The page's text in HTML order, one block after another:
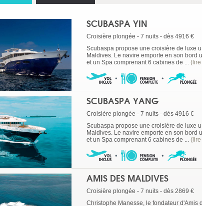
SCUBASPA YIN
Croisière plongée - 7 nuits - dès 4916 €
Scubaspa propose une croisière de luxe
Maldives. Le navire emporte en son bord
et un Spa comprenant 6 cabines de ... (lire
SCUBASPA YANG
Croisière plongée - 7 nuits - dès 4916 €
Scubaspa propose une croisière de luxe
Maldives. Le navire emporte en son bord
et un Spa comprenant 6 cabines de ... (lire
AMIS DES MALDIVES
Croisière plongée - 7 nuits - dès 2869 €
Christophe Manesse, le fondateur d'Amis